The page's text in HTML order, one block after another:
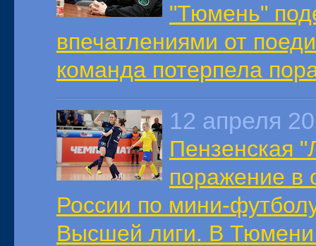
"Тюмень"
впечатлениями от
команда потерпела
12 апреля
Пензенская
поражение в
России по мини-
Высшей лиги. В